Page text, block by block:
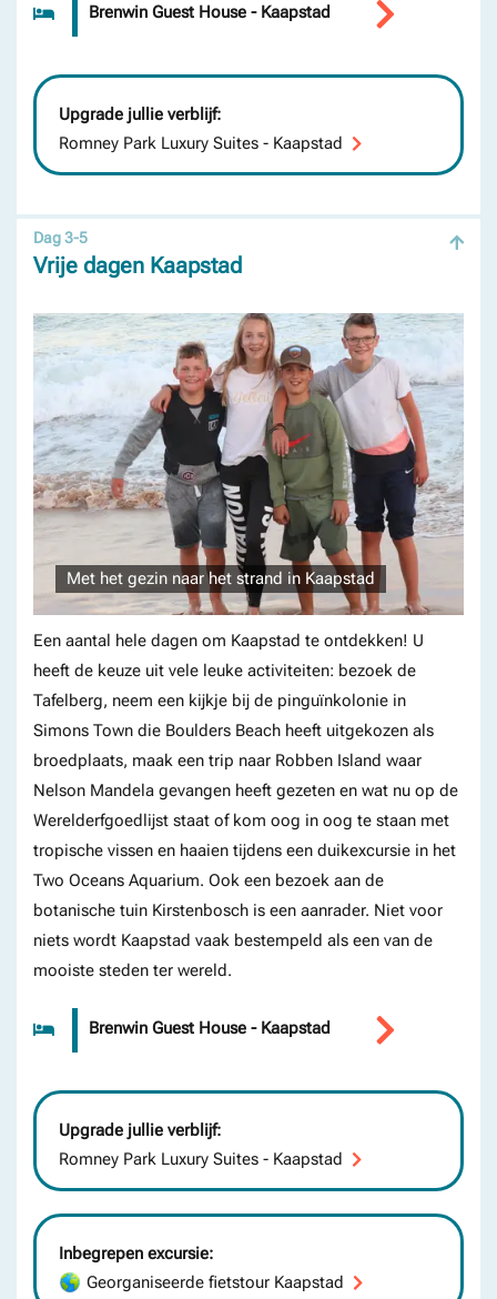
Brenwin Guest House - Kaapstad
Upgrade jullie verblijf:
Romney Park Luxury Suites - Kaapstad
Vrije dagen Kaapstad
Dag 3-5
Een aantal hele dagen om Kaapstad te ontdekken! U
heeft de keuze uit vele leuke activiteiten: bezoek de
Tafelberg, neem een kijkje bij de pinguïnkolonie in
Simons Town die Boulders Beach heeft uitgekozen als
broedplaats, maak een trip naar Robben Island waar
Nelson Mandela gevangen heeft gezeten en wat nu op de
Werelderfgoedlijst staat of kom oog in oog te staan met
tropische vissen en haaien tijdens een duikexcursie in het
Two Oceans Aquarium. Ook een bezoek aan de
botanische tuin Kirstenbosch is een aanrader. Niet voor
niets wordt Kaapstad vaak bestempeld als een van de
mooiste steden ter wereld.
Brenwin Guest House - Kaapstad
Upgrade jullie verblijf:
Romney Park Luxury Suites - Kaapstad
Inbegrepen excursie:
Georganiseerde fietstour Kaapstad
Met het gezin naar het strand in Kaapstad